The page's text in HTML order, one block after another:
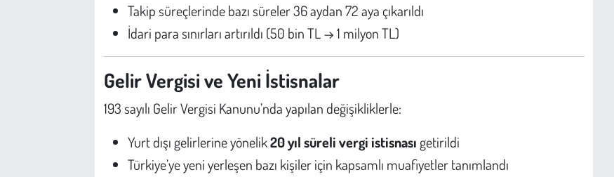
Takip süreçlerinde bazı süreler 36 aydan 72 aya çıkarıldı
İdari para sınırları artırıldı (50 bin TL → 1 milyon TL)
Gelir Vergisi ve Yeni İstisnalar
193 sayılı Gelir Vergisi Kanunu’nda yapılan değişikliklerle:
Yurt dışı gelirlerine yönelik20 yıl süreli vergi istisnası getirildi
Türkiye’ye yeni yerleşen bazı kişiler için kapsamlı muafiyetler tanımlandı